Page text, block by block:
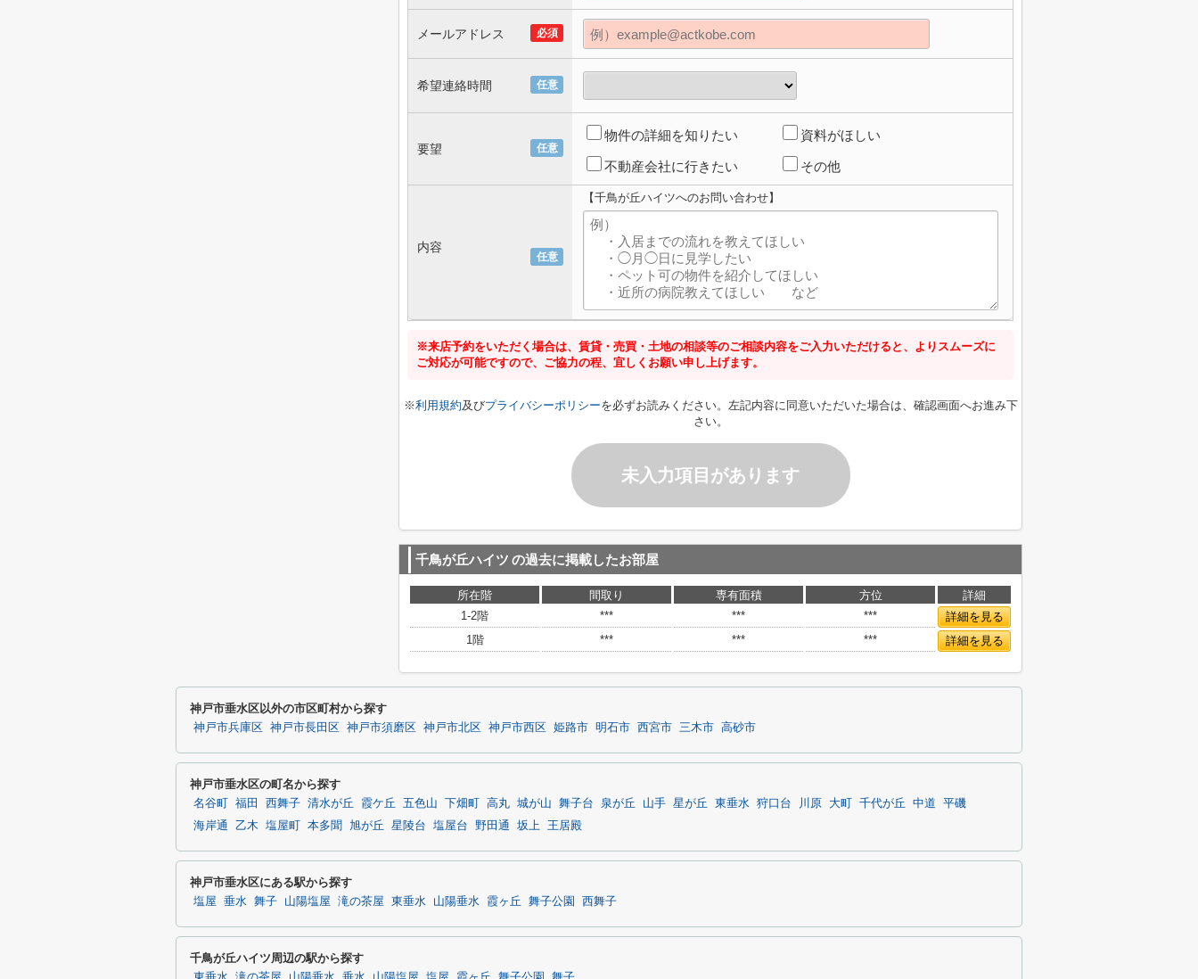
必須
メールアドレス
任意
希望連絡時間
任意
要望
物件の詳細を知りたい 資料がほしい
不動産会社に行きたい その他
任意
内容
【千鳥が丘ハイツへのお問い合わせ】
※来店予約をいただく場合は、賃貸・売買・土地の相談等のご相談内容をご入力いただけると、よりスムーズに
ご対応が可能ですので、ご協力の程、宜しくお願い申し上げます。
※利用規約及びプライバシーポリシーを必ずお読みください。左記内容に同意いただいた場合は、確認画面へお進み下
さい。
未入力項目があります
千鳥が丘ハイツ の過去に掲載したお部屋
所在階 間取り 専有面積 方位
詳細
1-2階
*** *** ***
詳細を見る
1階
*** *** *** 詳細を見る
神戸市垂水区以外の市区町村から探す
神戸市兵庫区 神戸市長田区 神戸市須磨区 神戸市北区 神戸市西区 姫路市 明石市 西宮市 三木市 高砂市
神戸市垂水区の町名から探す
名谷町 福田 西舞子 清水が丘 霞ケ丘 五色山 下畑町 高丸 城が山 舞子台 泉が丘 山手 星が丘 東垂水 狩口台 川原 大町 千代が丘 中道
平磯
海岸通
乙木 塩屋町 本多聞 旭が丘 星陵台 塩屋台 野田通 坂上 王居殿
神戸市垂水区にある駅から探す
塩屋 垂水 舞子 山陽塩屋 滝の茶屋 東垂水 山陽垂水 霞ヶ丘 舞子公園 西舞子
千鳥が丘ハイツ周辺の駅から探す